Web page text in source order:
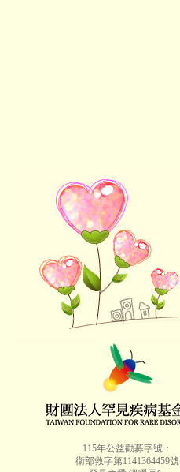
115年公益勸募字號：
衛部救字第1141364459號